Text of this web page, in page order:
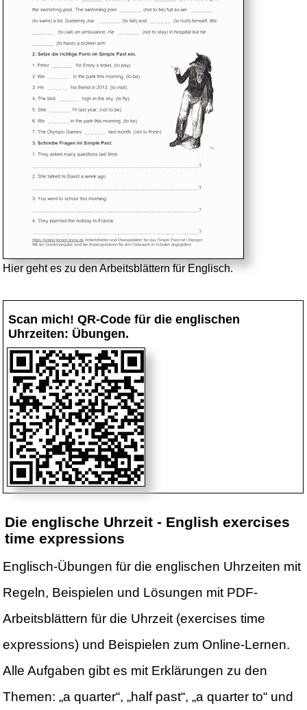
Hier geht es zu den Arbeitsblättern für Englisch.
Scan mich! QR-Code für die englischen
Uhrzeiten: Übungen.
Die englische Uhrzeit - English exercises
time expressions
Englisch-Übungen für die englischen Uhrzeiten mit
Regeln, Beispielen und Lösungen mit PDF-
Arbeitsblättern für die Uhrzeit (exercises time
expressions) und Beispielen zum Online-Lernen.
Alle Aufgaben gibt es mit Erklärungen zu den
Themen: „a quarter“, „half past“, „a quarter to“ und